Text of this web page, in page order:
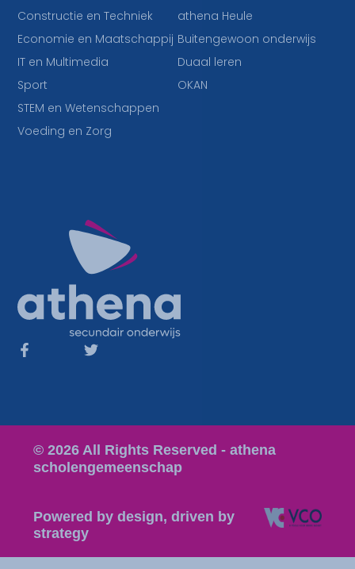
athena Heule
Buitengewoon onderwijs
Duaal leren
OKAN
Constructie en Techniek
Economie en Maatschappij
IT en Multimedia
Sport
STEM en Wetenschappen
Voeding en Zorg
© 2026 All Rights Reserved - athena
scholengemeenschap
Powered by design, driven by
strategy